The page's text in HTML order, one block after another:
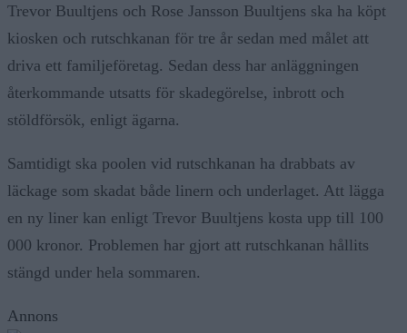
kiosken och rutschkanan för tre år sedan med målet att
driva ett familjeföretag. Sedan dess har anläggningen
återkommande utsatts för skadegörelse, inbrott och
stöldförsök, enligt ägarna.
läckage som skadat både linern och underlaget. Att lägga
en ny liner kan enligt Trevor Buultjens kosta upp till 100
000 kronor. Problemen har gjort att rutschkanan hållits
stängd under hela sommaren.